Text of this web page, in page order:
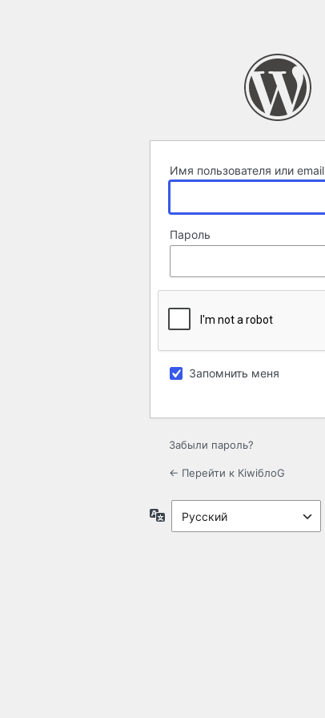
Имя пользователя или email
Пароль
Запомнить меня
Забыли пароль?
← Перейти к КiwiблоG
Язык